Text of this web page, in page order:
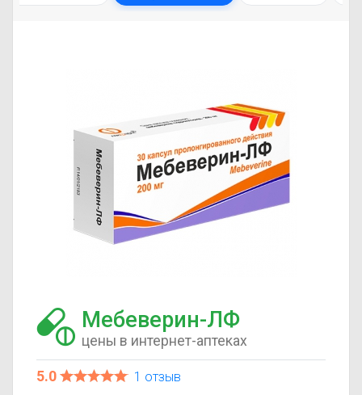
Мебеверин-ЛФ
цены в интернет-аптеках
5.0 1 отзыв